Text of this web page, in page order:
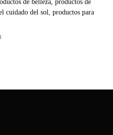
de belleza, productos de
cuidado del sol, productos para